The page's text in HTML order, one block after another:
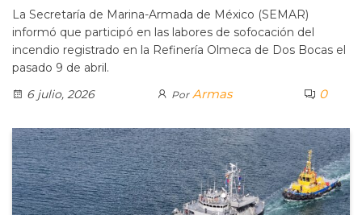
La Secretaría de Marina-Armada de México (SEMAR)
informó que participó en las labores de sofocación del
incendio registrado en la Refinería Olmeca de Dos Bocas el
pasado 9 de abril.
6 julio, 2026
Por Armas 0